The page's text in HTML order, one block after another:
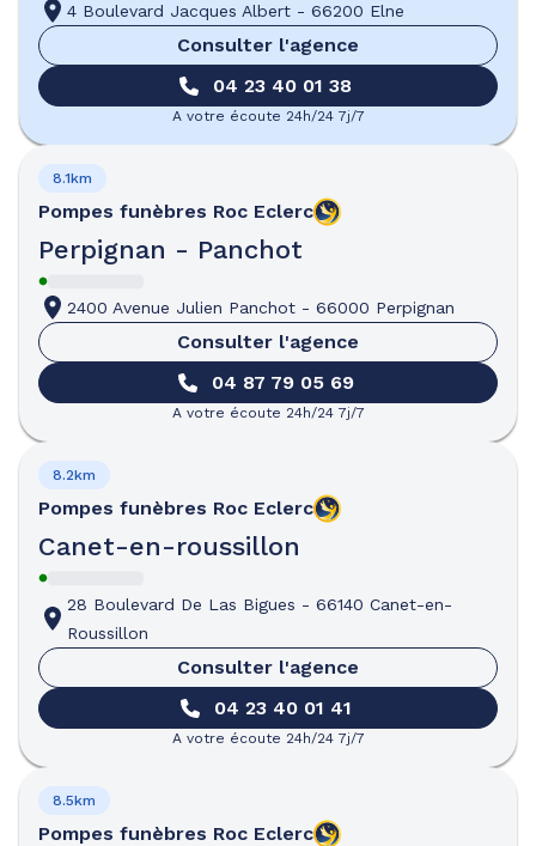
4 Boulevard Jacques Albert - 66200 Elne
Consulter l'agence
04 23 40 01 38
A votre écoute 24h/24 7j/7
Pompes funèbres Roc Eclerc
Perpignan - Panchot
8.1km
2400 Avenue Julien Panchot - 66000 Perpignan
Consulter l'agence
04 87 79 05 69
A votre écoute 24h/24 7j/7
Pompes funèbres Roc Eclerc
Canet-en-roussillon
8.2km
28 Boulevard De Las Bigues - 66140 Canet-en-
Roussillon
Consulter l'agence
04 23 40 01 41
A votre écoute 24h/24 7j/7
Pompes funèbres Roc Eclerc
8.5km